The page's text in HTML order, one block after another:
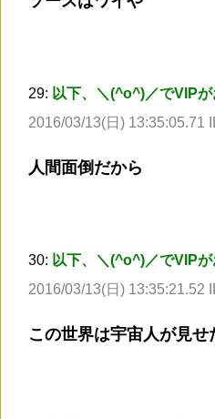
29: 以下、＼(^o^)／でVIP
2016/03/13(日) 13:35:05.71
人間面倒だから
30: 以下、＼(^o^)／でVIP
2016/03/13(日) 13:35:21.52
この世界は宇宙人が見